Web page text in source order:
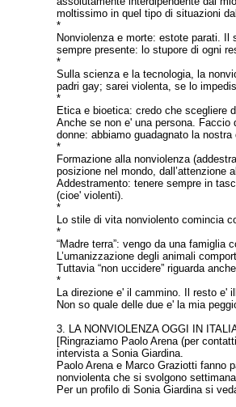
moltissimo in quel tipo di situazioni
*
Nonviolenza e morte: estote parati. Il
sempre presente: lo stupore di ogni
*
Sulla scienza e la tecnologia, la
padri gay; sarei violenta, se lo
*
Etica e bioetica: credo che scegliere
Anche se non e' una persona. Faccio
donne: abbiamo guadagnato la
*
Formazione alla nonviolenza
posizione nel mondo, dall’attenzione
Addestramento: tenere sempre in
(cioe' violenti).
*
Lo stile di vita nonviolento comincia
*
“Madre terra”: vengo da una
L’umanizzazione degli animali
Tuttavia “non uccidere” riguarda
*
La direzione e' il cammino. Il resto e'
Non so quale delle due e' la mia
3. LA NONVIOLENZA OGGI IN
[Ringraziamo Paolo Arena (per
intervista a Sonia Giardina.
Paolo Arena e Marco Graziotti fanno
nonviolenta che si svolgono
Per un profilo di Sonia Giardina si